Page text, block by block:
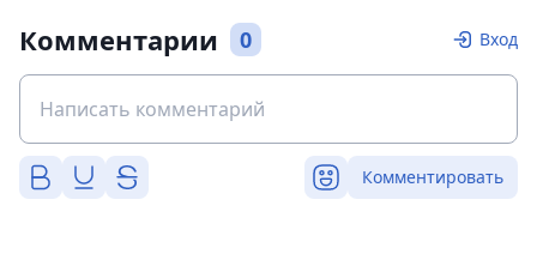
Комментарии 0 Вход
Комментировать